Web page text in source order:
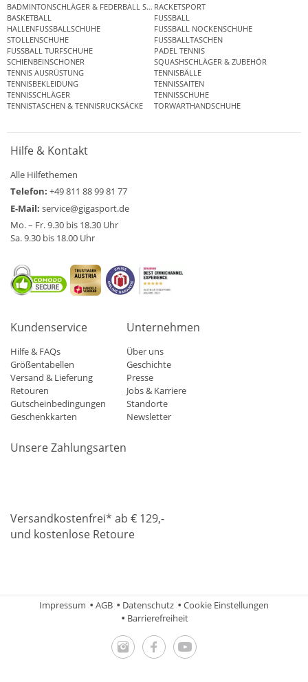
BADMINTONSCHLÄGER & FEDERBALL SETSRACKETSPORT
BASKETBALL
FUSSBALL
HALLENFUSSBALLSCHUHE
FUSSBALL NOCKENSCHUHE
STOLLENSCHUHE
FUSSBALLTASCHEN
FUSSBALL TURFSCHUHE
PADEL TENNIS
SCHIENBEINSCHONER
SQUASHSCHLÄGER & ZUBEHÖR
TENNIS AUSRÜSTUNG
TENNISBÄLLE
TENNISBEKLEIDUNG
TENNISSAITEN
TENNISSCHLÄGER
TENNISSCHUHE
TENNISTASCHEN & TENNISRUCKSÄCKE
TORWARTHANDSCHUHE
Hilfe & Kontakt
Alle Hilfethemen
Telefon: +49 811 88 99 81 77
E-Mail: service@gigasport.de
Mo. – Fr. 9.30 bis 18.30 Uhr
Sa. 9.30 bis 18.00 Uhr
Kundenservice
Hilfe & FAQs
Größentabellen
Versand & Lieferung
Retouren
Gutscheinbedingungen
Geschenkkarten
Unternehmen
Über uns
Geschichte
Presse
Jobs & Karriere
Standorte
Newsletter
Unsere Zahlungsarten
Versandkostenfrei* ab € 129,-
und kostenlose Retoure
Impressum AGB Datenschutz
Cookie Einstellungen
Barrierefreiheit